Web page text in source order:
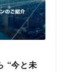
“今と未